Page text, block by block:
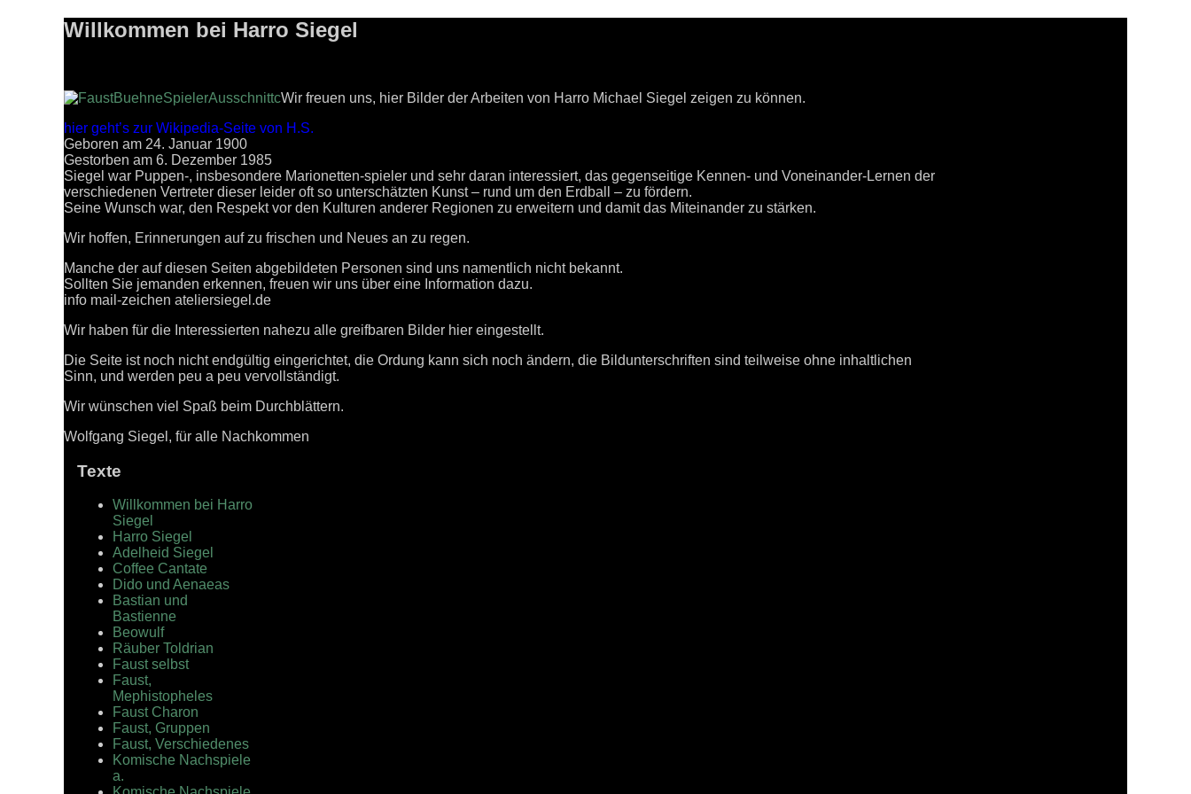
Willkommen bei Harro Siegel
Wir freuen uns, hier Bilder der Arbeiten von Harro Michael Siegel zeigen zu können.
hier geht’s zur Wikipedia-Seite von H.S.
Geboren am 24. Januar 1900
Gestorben am 6. Dezember 1985
Siegel war Puppen-, insbesondere Marionetten-spieler und sehr daran interessiert, das gegenseitige Kennen- und Voneinander-Lernen der
verschiedenen Vertreter dieser leider oft so unterschätzten Kunst – rund um den Erdball – zu fördern.
Seine Wunsch war, den Respekt vor den Kulturen anderer Regionen zu erweitern und damit das Miteinander zu stärken.
Wir hoffen, Erinnerungen auf zu frischen und Neues an zu regen.
Manche der auf diesen Seiten abgebildeten Personen sind uns namentlich nicht bekannt.
Sollten Sie jemanden erkennen, freuen wir uns über eine Information dazu.
info mail-zeichen ateliersiegel.de
Wir haben für die Interessierten nahezu alle greifbaren Bilder hier eingestellt.
Die Seite ist noch nicht endgültig eingerichtet, die Ordung kann sich noch ändern, die Bildunterschriften sind teilweise ohne inhaltlichen
Sinn, und werden peu a peu vervollständigt.
Wir wünschen viel Spaß beim Durchblättern.
Wolfgang Siegel, für alle Nachkommen
Texte
Willkommen bei Harro
Siegel
Harro Siegel
Adelheid Siegel
Coffee Cantate
Dido und Aenaeas
Bastian und
Bastienne
Beowulf
Räuber Toldrian
Faust selbst
Faust,
Mephistopheles
Faust Charon
Faust, Gruppen
Faust, Verschiedenes
Komische Nachspiele
a.